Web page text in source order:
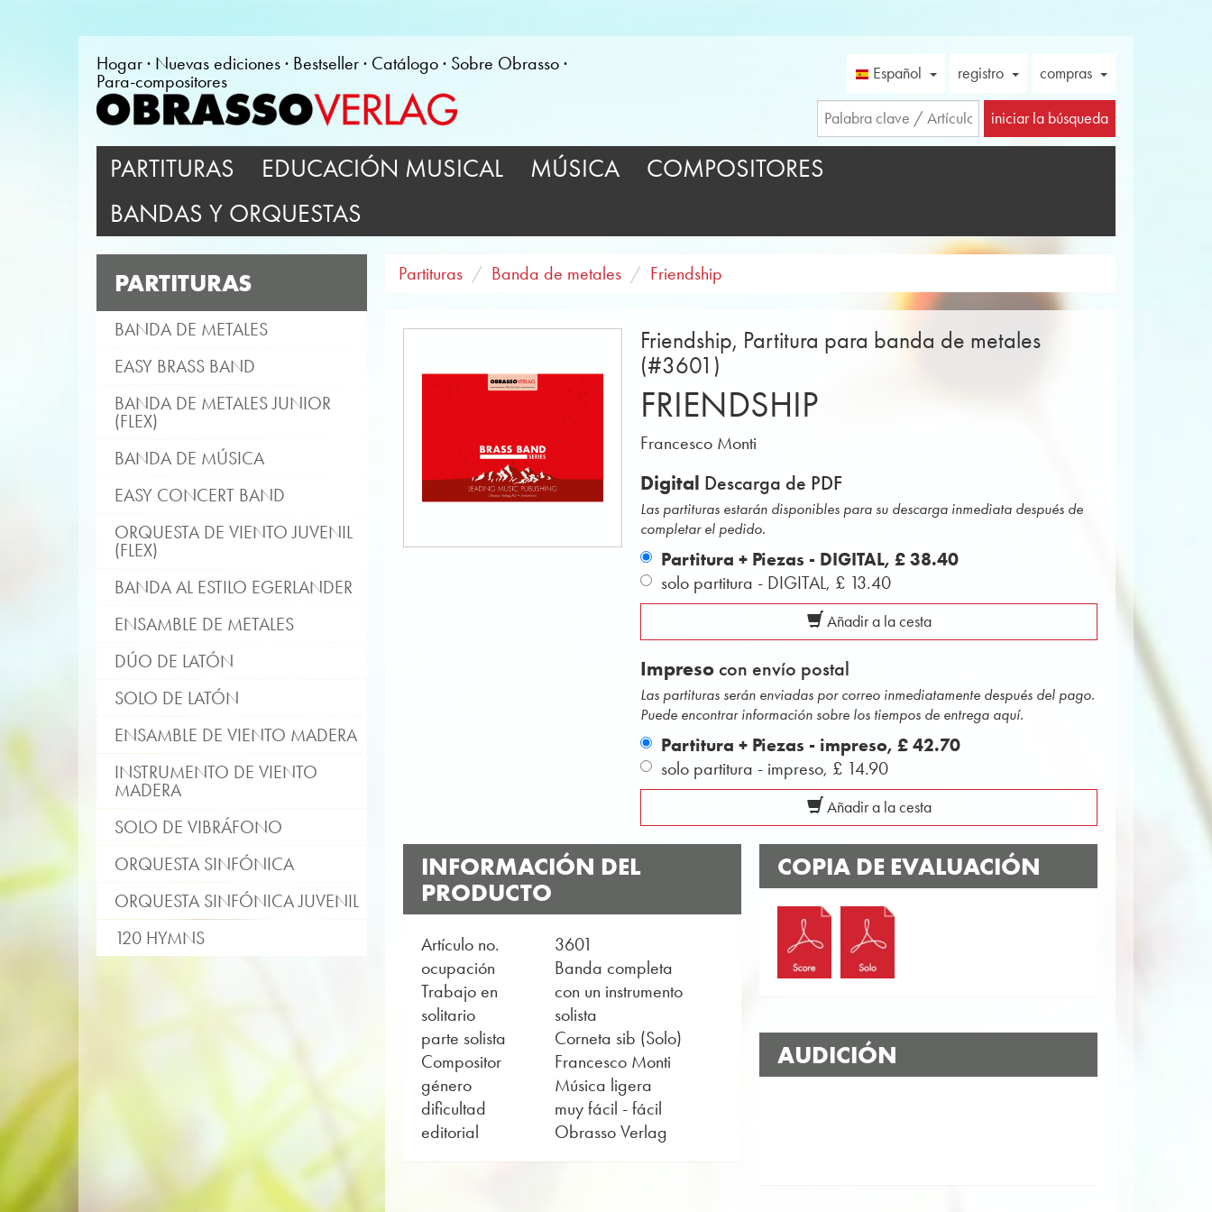
Hogar Nuevas ediciones Bestseller Catálogo
Sobre Obrasso
Para-compositores
Español registro compras
iniciar la búsqueda
PARTITURAS EDUCACIÓN MUSICAL MÚSICA
COMPOSITORES
BANDAS Y ORQUESTAS
PARTITURAS
BANDA DE METALES
EASY BRASS BAND
BANDA DE METALES JUNIOR
(FLEX)
BANDA DE MÚSICA
EASY CONCERT BAND
ORQUESTA DE VIENTO JUVENIL
(FLEX)
BANDA AL ESTILO EGERLANDER
ENSAMBLE DE METALES
DÚO DE LATÓN
SOLO DE LATÓN
ENSAMBLE DE VIENTO MADERA
INSTRUMENTO DE VIENTO
MADERA
SOLO DE VIBRÁFONO
ORQUESTA SINFÓNICA
ORQUESTA SINFÓNICA JUVENIL
120 HYMNS
Partituras Banda de metales Friendship
Friendship, Partitura para banda de metales
(#3601)
FRIENDSHIP
Francesco Monti
Digital Descarga de PDF
Las partituras estarán disponibles para su descarga inmediata después de
completar el pedido.
Partitura + Piezas - DIGITAL,£ 38.40
solo partitura - DIGITAL, £ 13.40
Añadir a la cesta
Impreso con envío postal
Las partituras serán enviadas por correo inmediatamente después del pago.
Puede encontrar información sobre los tiempos de entrega aquí.
Partitura + Piezas - impreso,£ 42.70
solo partitura - impreso, £ 14.90
Añadir a la cesta
INFORMACIÓN DEL
PRODUCTO
Artículo no.
3601
ocupación
Banda completa
Trabajo en
solitario
con un instrumento
solista
parte solista
Corneta sib (Solo)
Compositor
Francesco Monti
género
Música ligera
dificultad
muy fácil - fácil
editorial
Obrasso Verlag
COPIA DE EVALUACIÓN
AUDICIÓN